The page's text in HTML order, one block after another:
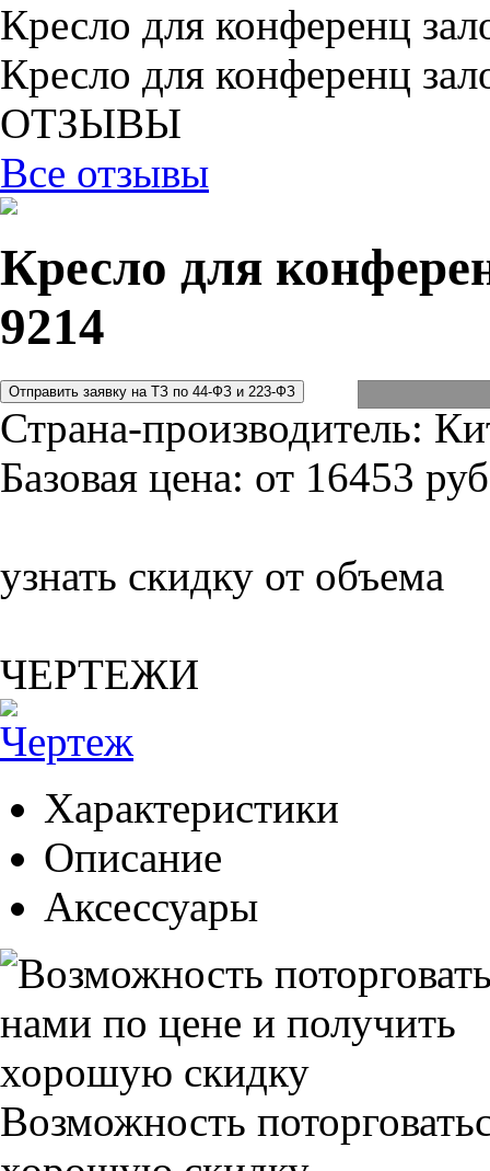
Кресло для конференц
Кресло для конференц
ОТЗЫВЫ
Все отзывы
Кресло для
9214
Страна-производитель:
Базовая цена: от 16453
узнать скидку от объема
ЧЕРТЕЖИ
Характеристики
Описание
Аксессуары
Возможность